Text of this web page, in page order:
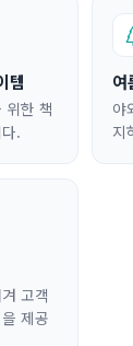
템
위한 책
.
여
야
지
고객
제공